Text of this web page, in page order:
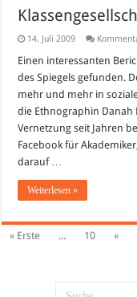
14. Juli 2009
Einen interessanten
des Spiegels gefunden.
mehr und mehr in
die Ethnographin Danah
Vernetzung seit Jahren
Facebook für
darauf …
Weiterlesen »
« Erste ... 10 «